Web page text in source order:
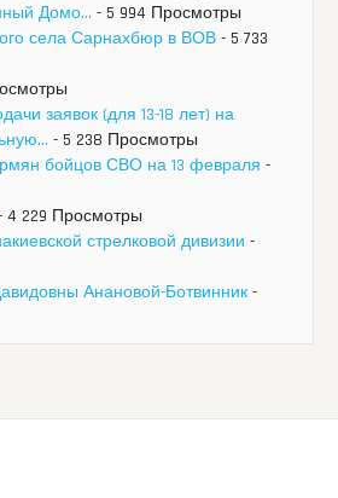
Домо... - 5 994 Просмотры
села Сарнахбюр в ВОВ - 5 733
заявок (для 13-18 лет) на
- 5 238 Просмотры
бойцов СВО на 13 февраля -
4 229 Просмотры
стрелковой дивизии -
Анановой-Ботвинник -